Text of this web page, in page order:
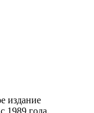
издание
1989 года.